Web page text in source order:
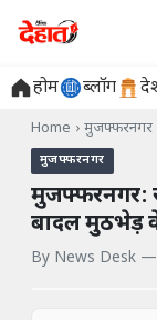
होम ब्लॉग
Home › मुजफ्फरनगर
मुजफ्फरनगर
मुजफ्फरनगर:
बादल मुठभेड़ के
By News Desk —